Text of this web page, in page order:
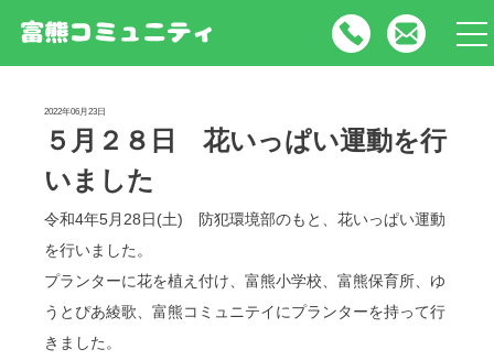
2022年06月23日
５月２８日 花いっぱい運動を行
いました
令和4年5月28日(土) 防犯環境部のもと、花いっぱい運動
を行いました。
プランターに花を植え付け、富熊小学校、富熊保育所、ゆ
うとぴあ綾歌、富熊コミュニテイにプランターを持って行
きました。